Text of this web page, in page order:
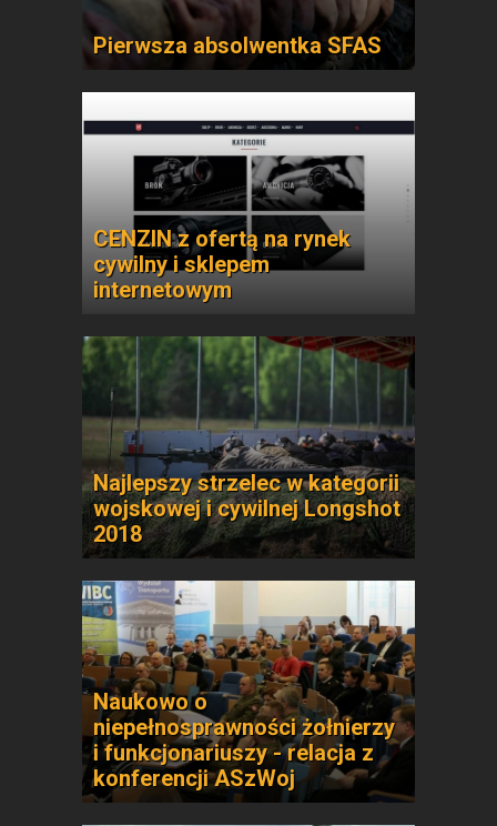
Pierwsza absolwentka SFAS
CENZIN z ofertą na rynek
cywilny i sklepem
internetowym
Najlepszy strzelec w kategorii
wojskowej i cywilnej Longshot
2018
Naukowo o
niepełnosprawności żołnierzy
i funkcjonariuszy - relacja z
konferencji ASzWoj